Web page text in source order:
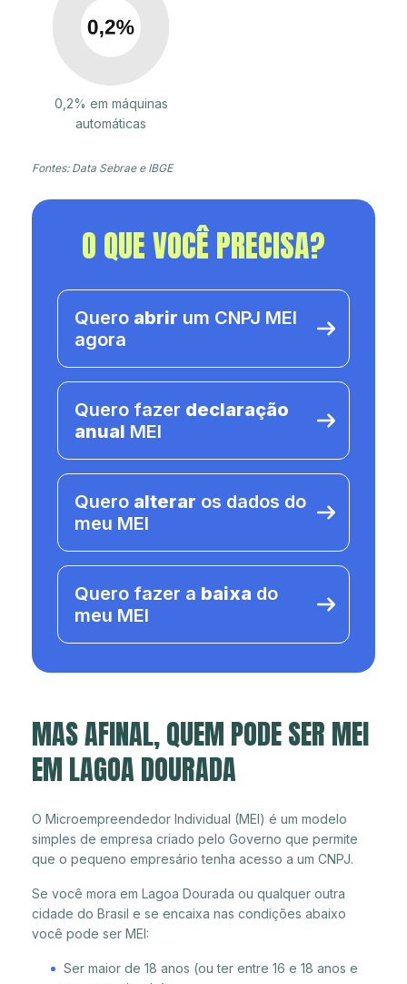
0,2% em máquinas
automáticas
Fontes: Data Sebrae e IBGE
O QUE VOCÊ PRECISA?
Quero abrir um CNPJ MEI
agora
Quero fazer declaração
anual MEI
Quero alterar os dados do
meu MEI
Quero fazer a baixa do
meu MEI
MAS AFINAL, QUEM PODE SER MEI
EM LAGOA DOURADA
O Microempreendedor Individual (MEI) é um modelo
simples de empresa criado pelo Governo que permite
que o pequeno empresário tenha acesso a um CNPJ.
Se você mora em Lagoa Dourada ou qualquer outra
cidade do Brasil e se encaixa nas condições abaixo
você pode ser MEI:
Ser maior de 18 anos (ou ter entre 16 e 18 anos e